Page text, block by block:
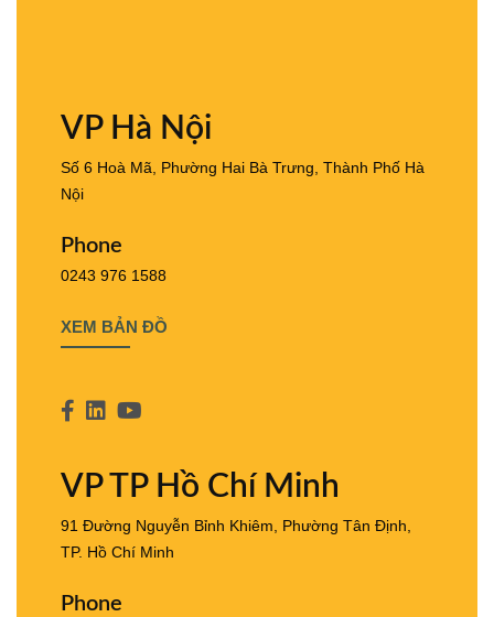
VP Hà Nội
Số 6 Hoà Mã, Phường Hai Bà Trưng, Thành Phố Hà
Nội
Phone
0243 976 1588
XEM BẢN ĐỒ
VP TP Hồ Chí Minh
91 Đường Nguyễn Bỉnh Khiêm, Phường Tân Định,
TP. Hồ Chí Minh
Phone